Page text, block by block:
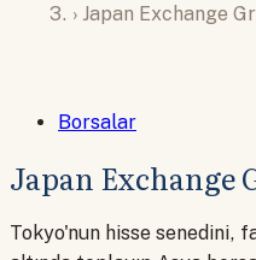
› Japan Exchange
Borsalar
Japan Exchange
Tokyo'nun hisse senedini,